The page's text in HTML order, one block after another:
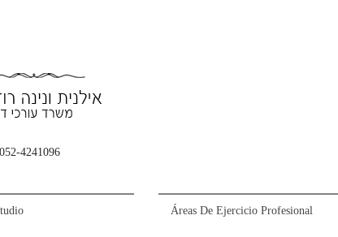
052-4241096
Áreas De Ejercicio Profesional